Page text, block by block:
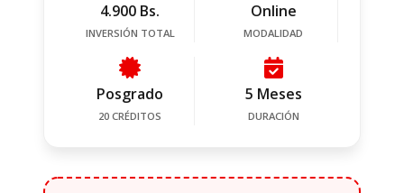
4.900 Bs.
INVERSIÓN TOTAL
Online
MODALIDAD
Posgrado
20 CRÉDITOS
5 Meses
DURACIÓN